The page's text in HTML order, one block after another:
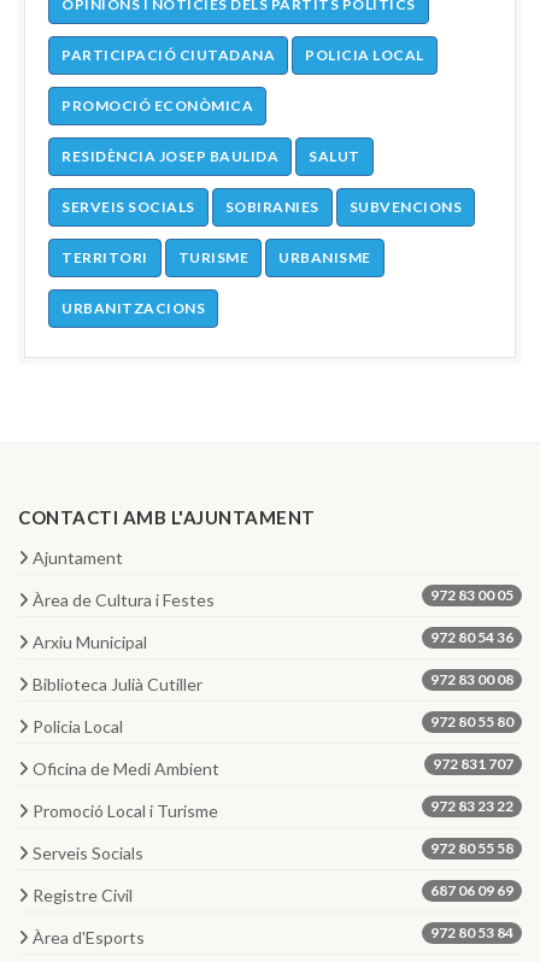
OPINIONS I NOTÍCIES DELS PARTITS POLÍTICS
PARTICIPACIÓ CIUTADANA POLICIA LOCAL
PROMOCIÓ ECONÒMICA
RESIDÈNCIA JOSEP BAULIDA SALUT
SERVEIS SOCIALS SOBIRANIES SUBVENCIONS
TERRITORI TURISME URBANISME
URBANITZACIONS
CONTACTI AMB L'AJUNTAMENT
Ajuntament
Àrea de Cultura i Festes 972 83 00 05
Arxiu Municipal 972 80 54 36
Biblioteca Julià Cutiller 972 83 00 08
Policia Local 972 80 55 80
Oficina de Medi Ambient 972 831 707
Promoció Local i Turisme 972 83 23 22
Serveis Socials 972 80 55 58
Registre Civil 687 06 09 69
Àrea d'Esports 972 80 53 84